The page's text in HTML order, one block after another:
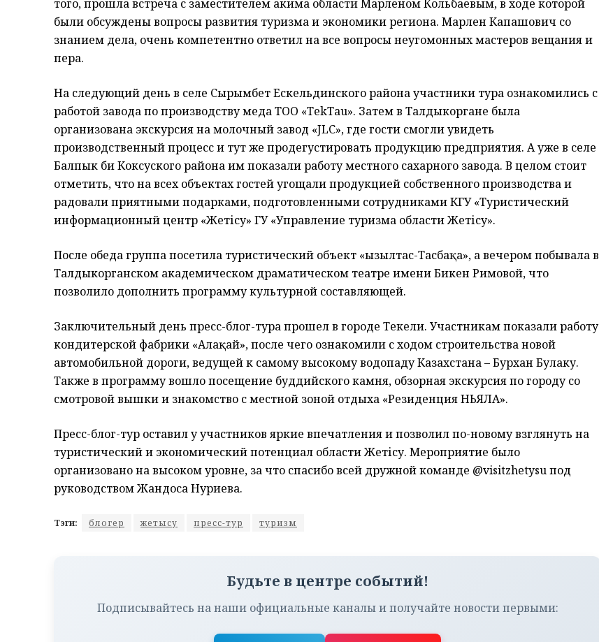
того, прошла встреча с заместителем акима области Марленом Кольбаевым, в ходе которой
были обсуждены вопросы развития туризма и экономики региона. Марлен Капашович со
знанием дела, очень компетентно ответил на все вопросы неугомонных мастеров вещания и
пера.
На следующий день в селе Сырымбет Ескельдинского района участники тура ознакомились с
работой завода по производству меда ТОО «ТеkTau». Затем в Талдыкоргане была
организована экскурсия на молочный завод «JLC», где гости смогли увидеть
производственный процесс и тут же продегустировать продукцию предприятия. А уже в селе
Балпык би Коксуского района им показали работу местного сахарного завода. В целом стоит
отметить, что на всех объектах гостей угощали продукцией собственного производства и
радовали приятными подарками, подготовленными сотрудниками КГУ «Туристический
информационный центр «Жетісу» ГУ «Управление туризма области Жетісу».
После обеда группа посетила туристический объект «Қызылтас-Тасбақа», а вечером побывала в
Талдыкорганском академическом драматическом театре имени Бикен Римовой, что
позволило дополнить программу культурной составляющей.
Заключительный день пресс-блог-тура прошел в городе Текели. Участникам показали работу
кондитерской фабрики «Алақай», после чего ознакомили с ходом строительства новой
автомобильной дороги, ведущей к самому высокому водопаду Казахстана – Бурхан Булаку.
Также в программу вошло посещение буддийского камня, обзорная экскурсия по городу со
смотровой вышки и знакомство с местной зоной отдыха «Резиденция НЬЯЛА».
Пресс-блог-тур оставил у участников яркие впечатления и позволил по-новому взглянуть на
туристический и экономический потенциал области Жетісу. Мероприятие было
организовано на высоком уровне, за что спасибо всей дружной команде @visitzhetysu под
руководством Жандоса Нуриева.
Тэги: блогер жетысу пресс-тур туризм
Будьте в центре событий!
Подписывайтесь на наши официальные каналы и получайте новости первыми: